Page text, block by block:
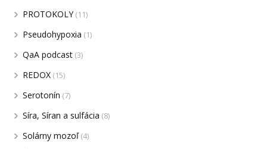
PROTOKOLY(11)
Pseudohypoxia (1)
QaA podcast (3)
REDOX (15)
Serotonín (7)
Síra, Síran a sulfácia (8)
Solárny mozoľ(4)